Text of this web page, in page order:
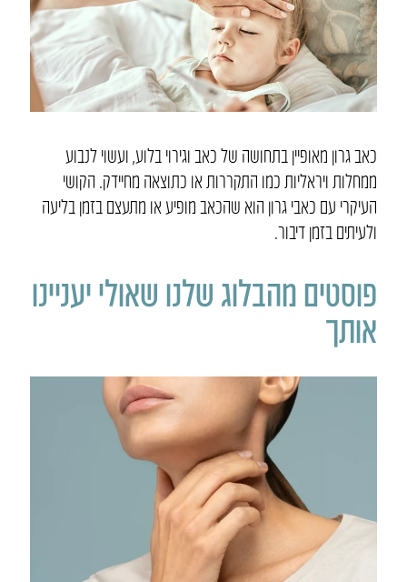
כאב גרון מאופיין בתחושה של כאב וגירוי בלוע, ועשוי לנבוע
ממחלות ויראליות כמו התקררות או כתוצאה מחיידק. הקושי
העיקרי עם כאבי גרון הוא שהכאב מופיע או מתעצם בזמן בליעה
ולעיתים בזמן דיבור.
פוסטים מהבלוג שלנו שאולי יעניינו
אותך